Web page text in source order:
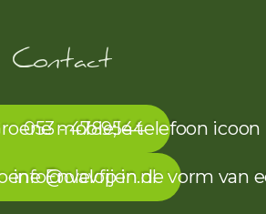
Contact
053 - 4789544
info@olavfijen.nl